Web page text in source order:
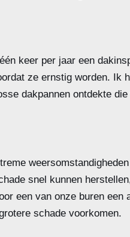
keer per jaar een
ze ernstig worden.
dakpannen ontdekte
snel kunnen
een van onze buren
schade voorkomen.